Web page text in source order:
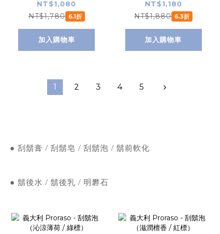
復古雙面安全手動
刮鬍刀（槍管黑 /
傳統老式雙刃刮鬍
刀片）
NT$1,080
NT$1,780 6.1折
加入購物車
復古雙面安全手動
刮鬍刀 3件組（銀 /
傳統老式雙刃刮鬍
刀片）
NT$1,180
NT$1,880 6.3折
加入購物車
1 2 3 4 5
● 刮鬍膏 / 刮鬍皂 / 刮鬍泡 / 鬍前軟化
● 鬍後水 / 鬍後乳 / 明礬石